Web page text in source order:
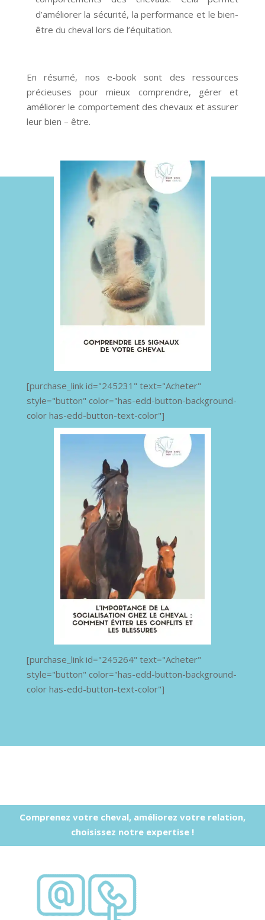
d’améliorer la sécurité, la performance et le bien-
être du cheval lors de l’équitation.
En résumé, nos e-book sont des ressources
précieuses pour mieux comprendre, gérer et
améliorer le comportement des chevaux et assurer
leur bien – être.
[purchase_link id="245231" text="Acheter"
style="button" color="has-edd-button-background-
color has-edd-button-text-color"]
[purchase_link id="245264" text="Acheter"
style="button" color="has-edd-button-background-
color has-edd-button-text-color"]
Comprenez votre cheval, améliorez votre relation,
choisissez notre expertise !